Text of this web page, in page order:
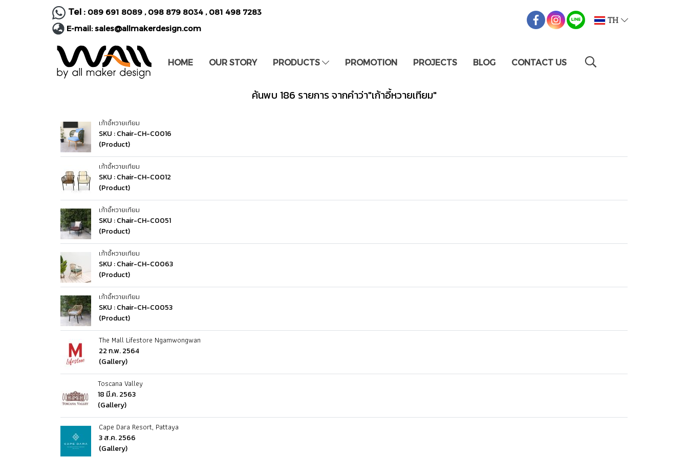
Tel : 089 691 8089 , 098 879 8034 , 081 498 7283
E-mail:sales@allmakerdesign.com
TH
HOME OUR STORY PRODUCTS PROMOTION PROJECTS BLOG CONTACT US
ค้นพบ 186 รายการ จากคำว่า"เก้าอี้หวายเทียม"
เก้าอี้หวายเทียม
SKU : Chair-CH-C0016
(Product)
เก้าอี้หวายเทียม
SKU : Chair-CH-C0012
(Product)
เก้าอี้หวายเทียม
SKU : Chair-CH-C0051
(Product)
เก้าอี้หวายเทียม
SKU : Chair-CH-C0063
(Product)
เก้าอี้หวายเทียม
SKU : Chair-CH-C0053
(Product)
The Mall Lifestore Ngamwongwan
22 ก.พ. 2564
(Gallery)
Toscana Valley
18 มี.ค. 2563
(Gallery)
Cape Dara Resort, Pattaya
3 ส.ค. 2566
(Gallery)